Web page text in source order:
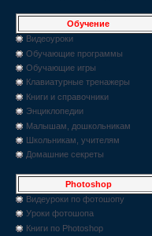
Обучение
Видеоуроки
Обучающие программы
Обучающие игры
Клавиатурные тренажеры
Книги и справочники
Энциклопедии
Малышам, дошкольникам
Школьникам, учителям
Домашние секреты
Photoshop
Видеуроки по фотошопу
Уроки фотошопа
Книги по Photoshop